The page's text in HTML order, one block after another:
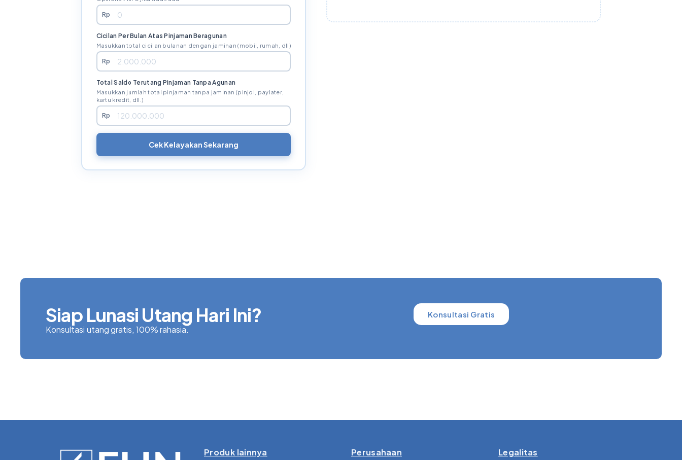
Rp
Cicilan Per Bulan Atas Pinjaman Beragunan
Masukkan total cicilan bulanan dengan jaminan (mobil, rumah, dll)
Rp
Total Saldo Terutang Pinjaman Tanpa Agunan
Masukkan jumlah total pinjaman tanpa jaminan (pinjol, paylater,
kartu kredit, dll.)
Rp
Cek Kelayakan Sekarang
Siap Lunasi Utang Hari Ini?
Konsultasi utang gratis, 100% rahasia.
Konsultasi Gratis
Produk lainnya Perusahaan Legalitas